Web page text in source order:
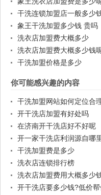
干洗连锁加盟店一般多少
象王干洗加盟多少钱 贵吗
洗衣店加盟费大概多少
洗衣店加盟费大概多少钱
干洗加盟价格是多少
你可能感兴趣的内容
干洗加盟网站如何定位合
开干洗店加盟有好处吗
在济南开干洗店好不好呢
开一家干洗店利润源自哪
干洗加盟费是多少
洗衣店连锁排行榜
洗衣店加盟费用大概多少
开干洗店要多少钱?低价